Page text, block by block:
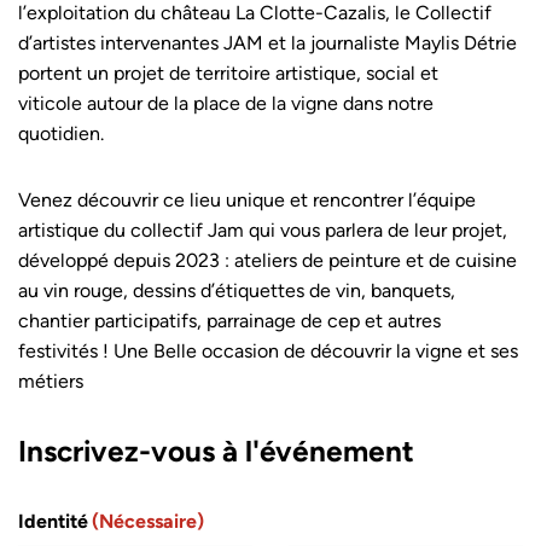
l’exploitation du château La Clotte-Cazalis, le Collectif
d’artistes intervenantes JAM et la journaliste Maylis Détrie
portent un projet de territoire artistique, social et
viticole autour de la place de la vigne dans notre
quotidien.
Venez découvrir ce lieu unique et rencontrer l’équipe
artistique du collectif Jam qui vous parlera de leur projet,
développé depuis 2023 : ateliers de peinture et de cuisine
au vin rouge, dessins d’étiquettes de vin, banquets,
chantier participatifs, parrainage de cep et autres
festivités ! Une Belle occasion de découvrir la vigne et ses
métiers
Inscrivez-vous à l'événement
Identité(Nécessaire)